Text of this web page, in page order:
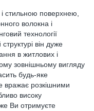
стильною поверхнею,
волокна і
технології
він дуже
в житлових і
зовнішньому вигляду
будь-яке
вражає розкішними
високу
Ви отримуєте